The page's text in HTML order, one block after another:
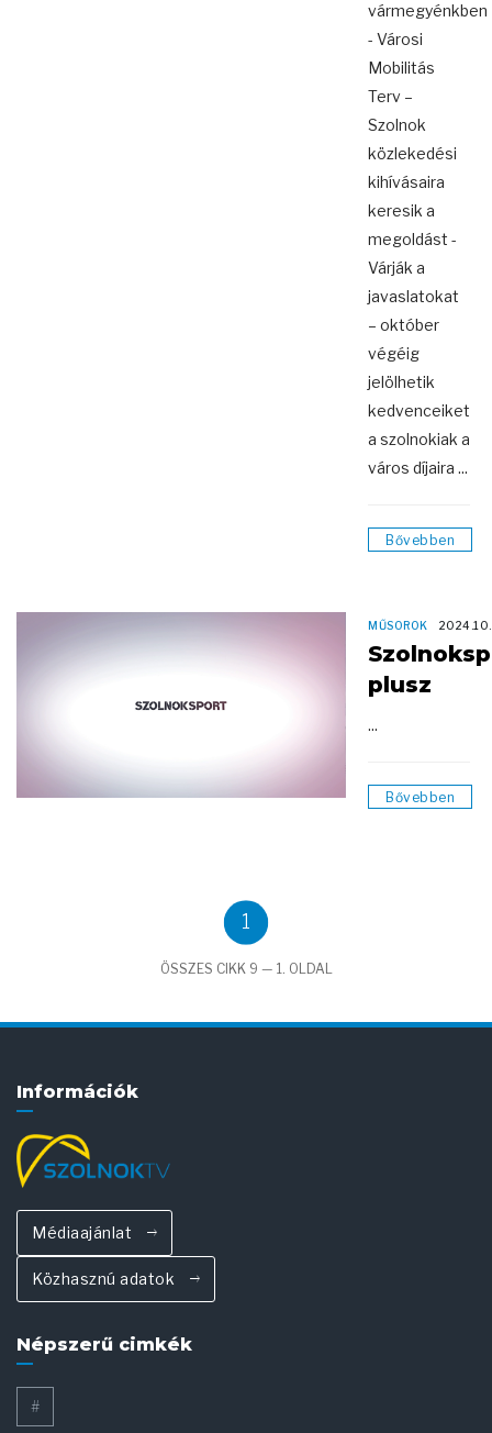
vármegyénkben
- Városi
Mobilitás
Terv –
Szolnok
közlekedési
kihívásaira
keresik a
megoldást -
Várják a
javaslatokat
– október
végéig
jelölhetik
kedvenceiket
a szolnokiak a
város díjaira ...
Bővebben
MŰSOROK
plusz
...
Bővebben
1
ÖSSZES CIKK 9 — 1. OLDAL
Információk
Médiaajánlat
Közhasznú adatok
Népszerű cimkék
#